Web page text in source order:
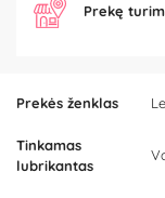
Prekės ženklas
Tinkamas
lubrikantas
Prekę